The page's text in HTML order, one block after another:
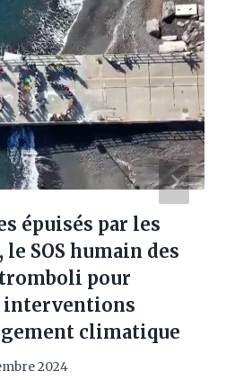
épuisés par les
SOS humain des
pour
interventions
climatique
2024